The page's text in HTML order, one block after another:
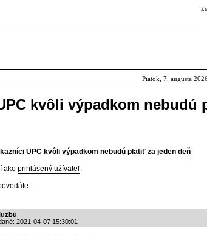
Piatok, 7. augusta
kvôli výpadkom nebudú
UPC kvôli výpadkom nebudú platiť za jeden deň
ako prihlásený užívateľ.
2021-04-07 15:30:01